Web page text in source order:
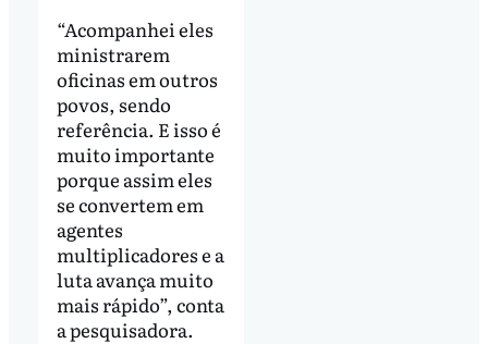
“Acompanhei eles
ministrarem
oficinas em outros
povos, sendo
referência. E isso é
muito importante
porque assim eles
se convertem em
agentes
multiplicadores e a
luta avança muito
mais rápido”, conta
a pesquisadora.